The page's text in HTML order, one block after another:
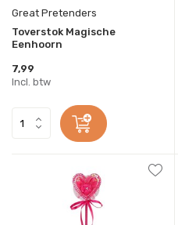
Great Pretenders
Toverstok Magische
Eenhoorn
7,99
Incl. btw